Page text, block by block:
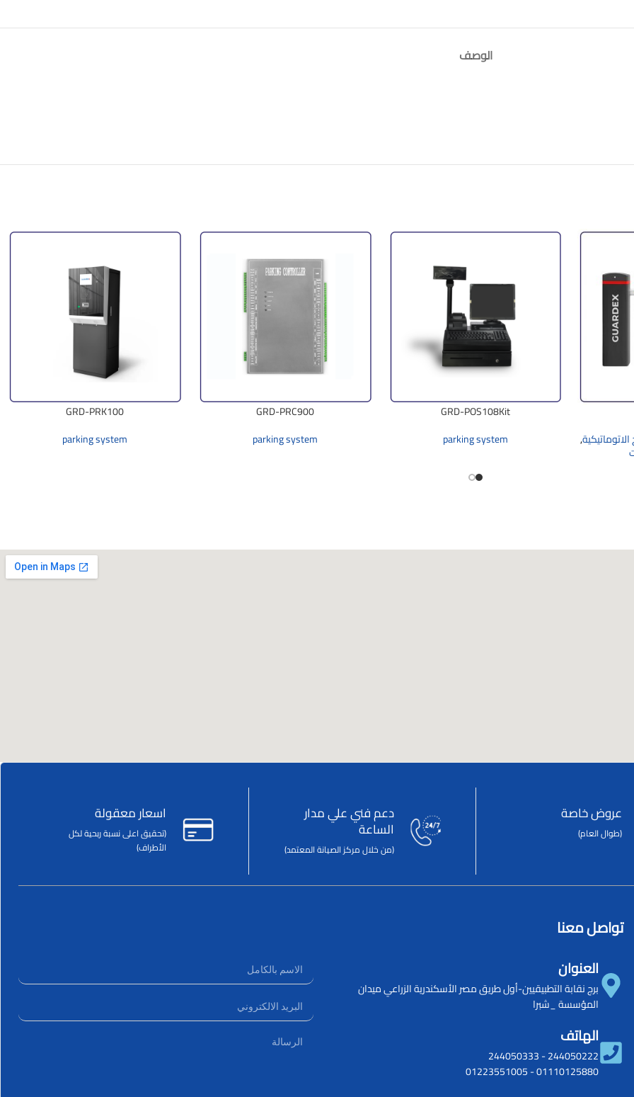
الوصف
الاتوماتيكية,
GRD-POS108Kit
parking system
GRD-PRC900
parking system
GRD-PRK100
parking system
عروض خاصة
(طوال العام)
دعم فني علي مدار
الساعة
(من خلال مركز الصيانة المعتمد)
اسعار معقولة
(تحقيق اعلى نسبة ربحية لكل
الأطراف)
تواصل معنا
العنوان
برج نقابة التطبيقيين-أول طريق مصر الأسكندرية الزراعي ميدان
المؤسسة _شبرا
الهاتف
244050222
-
244050333
01110125880
-
01223551005